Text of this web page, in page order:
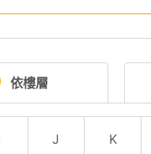
依樓層
J K